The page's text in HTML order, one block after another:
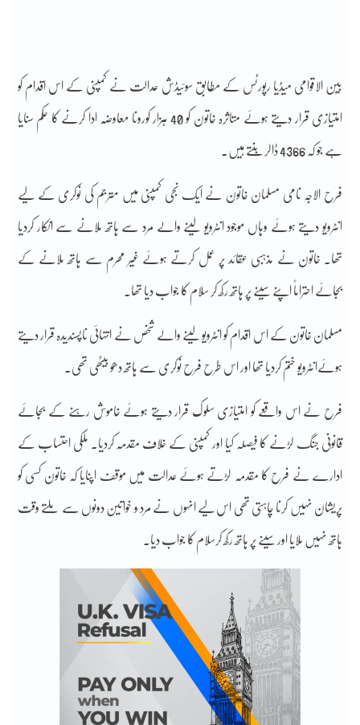
بین الاقوامی میڈیا رپورٹس کے مطابق سوئیڈش عدالت نے کمپنی کے اس اقدام کو
امتیازی قرار دیتے ہوئے متاثرہ خاتون کو 40 ہزار کورونا معاوضہ ادا کرنے کا حکم سنایا
ہے جو کہ 4366 ڈالر بنتے ہیں۔
فرح الاجہ نامی مسلمان خاتون نے ایک نجی کمپنی میں مترجم کی نوکری کے لیے
انٹرویو دیتے ہوئے وہاں موجود انٹرویو لینے والے مرد سے ہاتھ ملانے سے انکار کردیا
تھا۔ خاتون نے مذہبی عقائد پر عمل کرتے ہوئے غیر محرم سے ہاتھ ملانے کے
بجائے احتراماً اپنے سینے پر ہاتھ رکھ کر سلام کا جواب دیا تھا۔
مسلمان خاتون کے اس اقدام کو انٹرویو لینے والے شخص نے انتہائی ناپسندیدہ قرار دیتے
ہوئےانٹرویو ختم کردیا تھا اور اس طرح فرح نوکری سے ہاتھ دھو بیٹھی تھی۔
فرح نے اس واقعے کو امتیازی سلوک قرار دیتے ہوئے خاموش رہنے کے بجائے
قانونی جنگ لڑنے کا فیصلہ کیا اور کمپنی کے خلاف مقدمہ کردیا۔ ملکی احتساب کے
ادارے نے فرح کا مقدمہ لڑتے ہوئے عدالت میں موقف اپنایا کہ خاتون کسی کو
پریشان نہیں کرنا چاہتی تھی اس لیے انہوں نے مرد و خواتین دونوں سے ملتے وقت
ہاتھ نہیں ملایا اور سینے پر ہاتھ رکھ کرسلام کا جواب دیا۔